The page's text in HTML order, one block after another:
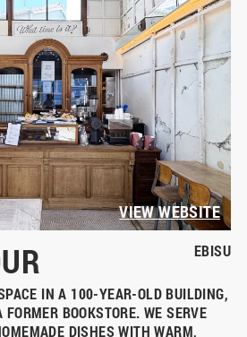
VIEW WEBSITE
EBISU
IN A 100-YEAR-OLD BUILDING,
FORMER BOOKSTORE. WE SERVE
DISHES WITH WARM,